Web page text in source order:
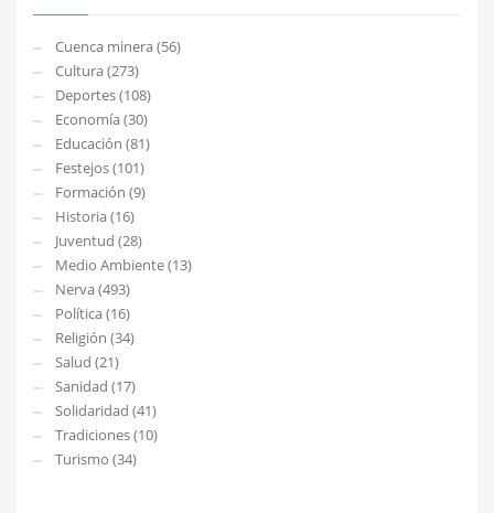
Cuenca minera (56)
Cultura (273)
Deportes (108)
Economía (30)
Educación (81)
Festejos (101)
Formación (9)
Historia (16)
Juventud (28)
Medio Ambiente (13)
Nerva (493)
Política (16)
Religión (34)
Salud (21)
Sanidad (17)
Solidaridad (41)
Tradiciones (10)
Turismo (34)